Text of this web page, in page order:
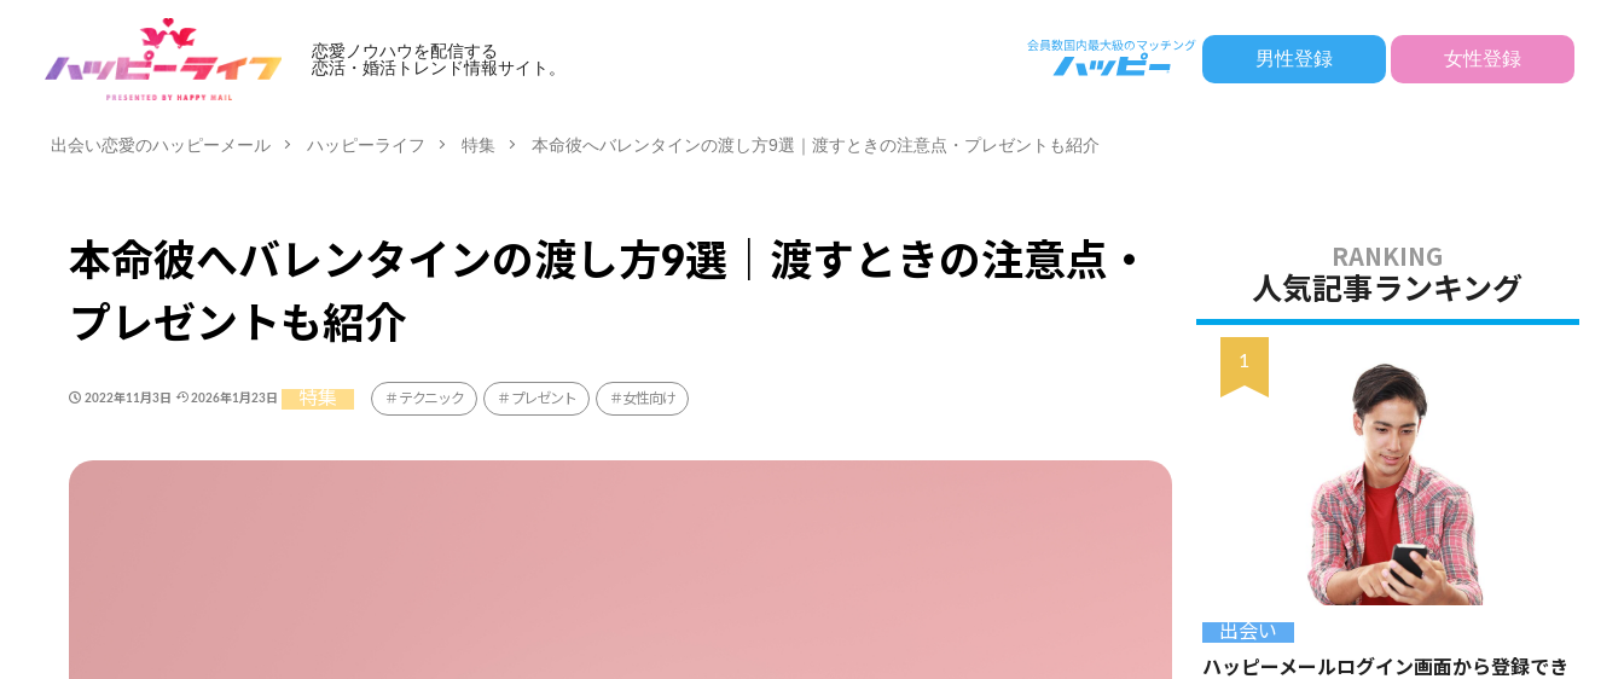
恋愛ノウハウを配信する
恋活・婚活トレンド情報サイト。
男性登録 女性登録
出会い恋愛のハッピーメール ハッピーライフ 特集 本命彼へバレンタインの渡し方9選｜渡すときの注意点・プレゼントも紹介
本命彼へバレンタインの渡し方9選｜渡すときの注意点・
プレゼントも紹介
2022年11月3日 2026年1月23日 特集 テクニック プレゼント 女性向け
人気記事ランキング
出会い
ハッピーメールログイン画面から登録でき